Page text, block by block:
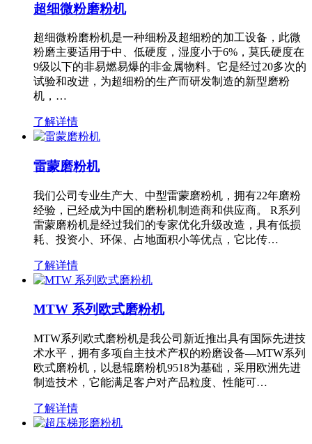
超细微粉磨粉机
超细微粉磨粉机是一种细粉及超细粉的加工设备，此微
粉磨主要适用于中、低硬度，湿度小于6%，莫氏硬度在
9级以下的非易燃易爆的非金属物料。它是经过20多次的
试验和改进，为超细粉的生产而研发制造的新型磨粉
机，…
了解详情
雷蒙磨粉机
我们公司专业生产大、中型雷蒙磨粉机，拥有22年磨粉
经验，已经成为中国的磨粉机制造商和供应商。 R系列
雷蒙磨粉机是经过我们的专家优化升级改造，具有低损
耗、投资小、环保、占地面积小等优点，它比传…
了解详情
MTW 系列欧式磨粉机
MTW系列欧式磨粉机是我公司新近推出具有国际先进技
术水平，拥有多项自主技术产权的粉磨设备—MTW系列
欧式磨粉机，以悬辊磨粉机9518为基础，采用欧洲先进
制造技术，它能满足客户对产品粒度、性能可…
了解详情